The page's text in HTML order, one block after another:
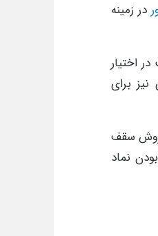
در زمینه
در اختیار
برای
فروش سقف
نماد